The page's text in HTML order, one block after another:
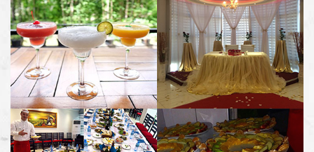
NDRYSHME SPECIALE